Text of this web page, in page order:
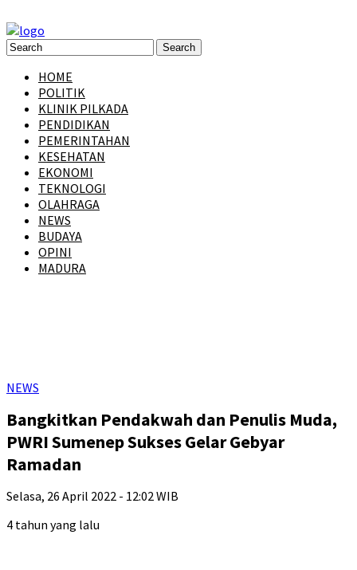
HOME
POLITIK
KLINIK PILKADA
PENDIDIKAN
PEMERINTAHAN
KESEHATAN
EKONOMI
TEKNOLOGI
OLAHRAGA
NEWS
BUDAYA
OPINI
MADURA
NEWS
Bangkitkan Pendakwah dan Penulis Muda,
PWRI Sumenep Sukses Gelar Gebyar
Ramadan
Selasa, 26 April 2022 - 12:02 WIB
4 tahun yang lalu